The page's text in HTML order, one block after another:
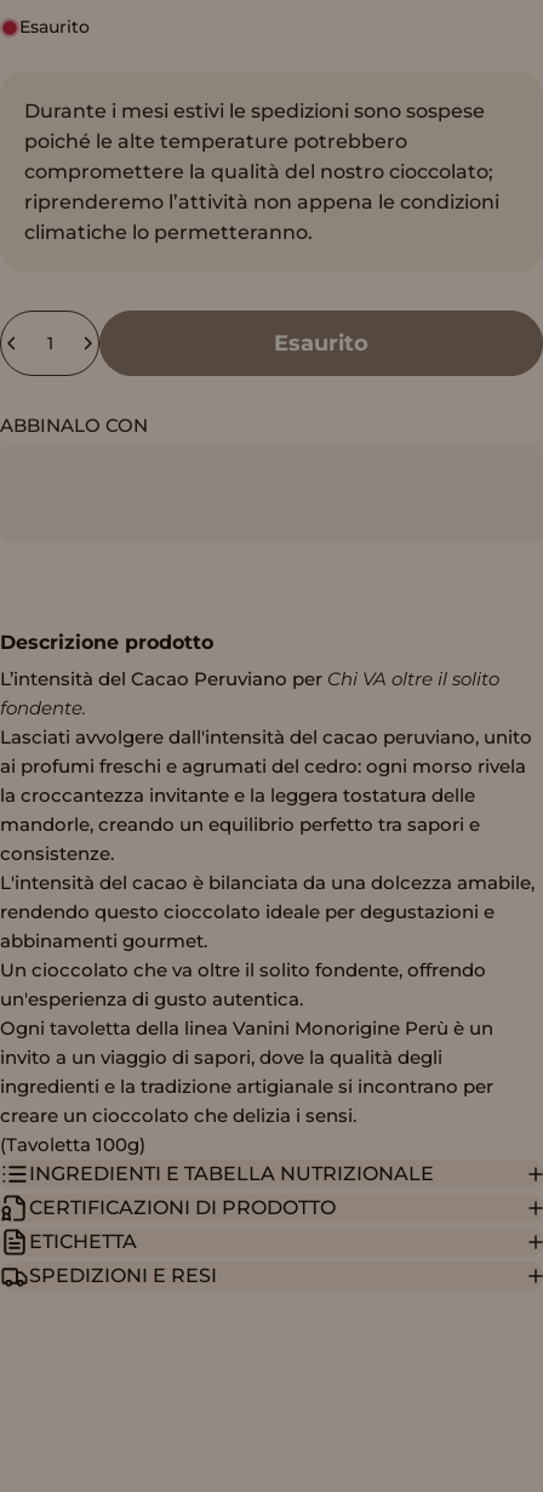
Esaurito
Durante i mesi estivi le spedizioni sono sospese
poiché le alte temperature potrebbero
compromettere la qualità del nostro cioccolato;
riprenderemo l’attività non appena le condizioni
climatiche lo permetteranno.
Quantità
Esaurito
ABBINALO CON
Descrizione prodotto
L’intensità del Cacao Peruviano per Chi VA oltre il solito
fondente.
Lasciati avvolgere dall'intensità del cacao peruviano, unito
ai profumi freschi e agrumati del cedro: ogni morso rivela
la croccantezza invitante e la leggera tostatura delle
mandorle, creando un equilibrio perfetto tra sapori e
consistenze.
L'intensità del cacao è bilanciata da una dolcezza amabile,
rendendo questo cioccolato ideale per degustazioni e
abbinamenti gourmet.
Un cioccolato che va oltre il solito fondente, offrendo
un'esperienza di gusto autentica.
Ogni tavoletta della linea Vanini Monorigine Perù è un
invito a un viaggio di sapori, dove la qualità degli
ingredienti e la tradizione artigianale si incontrano per
creare un cioccolato che delizia i sensi.
(Tavoletta 100g)
INGREDIENTI E TABELLA NUTRIZIONALE
CERTIFICAZIONI DI PRODOTTO
ETICHETTA
SPEDIZIONI E RESI